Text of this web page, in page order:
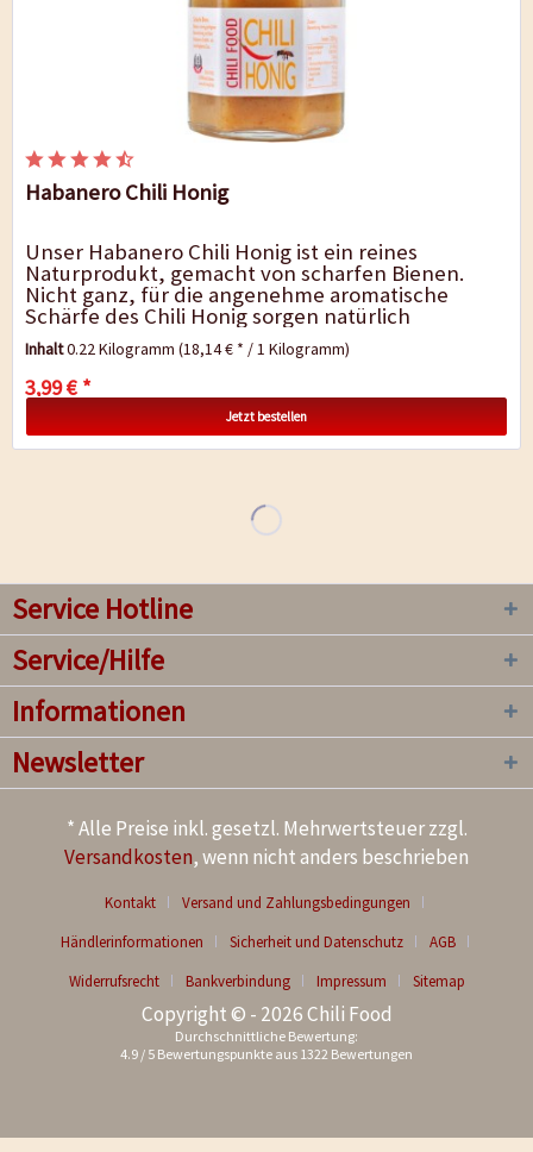
Habanero Chili Honig
Unser Habanero Chili Honig ist ein reines
Naturprodukt, gemacht von scharfen Bienen.
Nicht ganz, für die angenehme aromatische
Schärfe des Chili Honig sorgen natürlich
Habanero Chilis. Wer sich nicht vorstellen...
Inhalt0.22 Kilogramm(18,14 € * / 1 Kilogramm)
3,99 € *
Jetzt bestellen
Service Hotline
Service/Hilfe
Informationen
Newsletter
* Alle Preise inkl. gesetzl. Mehrwertsteuer zzgl.
Versandkosten, wenn nicht anders beschrieben
Kontakt
Versand und Zahlungsbedingungen
Händlerinformationen
Sicherheit und Datenschutz
AGB
Widerrufsrecht
Bankverbindung Impressum Sitemap
Copyright © - 2026 Chili Food
Durchschnittliche Bewertung:
4.9 / 5 Bewertungspunkte aus 1322 Bewertungen